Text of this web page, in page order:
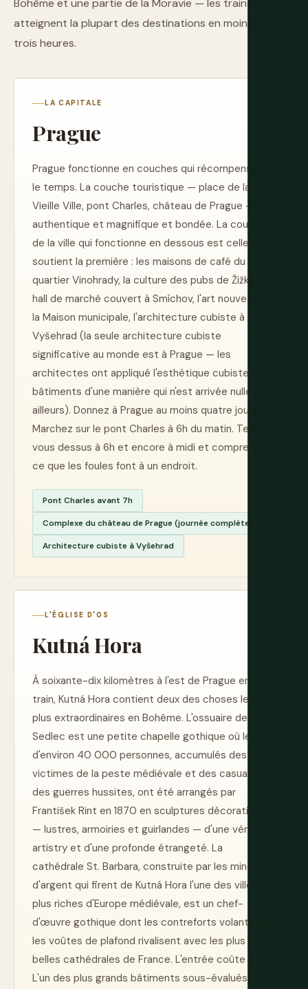
Bohême et une partie de la Moravie — les trains
atteignent la plupart des destinations en moins de
trois heures.
LA CAPITALE
Prague
Prague fonctionne en couches qui récompensent
le temps. La couche touristique — place de la
Vieille Ville, pont Charles, château de Prague — est
authentique et magnifique et bondée. La couche
de la ville qui fonctionne en dessous est celle qui
soutient la première : les maisons de café du
quartier Vinohrady, la culture des pubs de Žižkov, le
hall de marché couvert à Smíchov, l'art nouveau de
la Maison municipale, l'architecture cubiste à
Vyšehrad (la seule architecture cubiste
significative au monde est à Prague — les
architectes ont appliqué l'esthétique cubiste aux
bâtiments d'une manière qui n'est arrivée nulle part
ailleurs). Donnez à Prague au moins quatre jours.
Marchez sur le pont Charles à 6h du matin. Tenez-
vous dessus à 6h et encore à midi et comprenez
ce que les foules font à un endroit.
Pont Charles avant 7h
Complexe du château de Prague (journée complète)
Architecture cubiste à Vyšehrad
L'ÉGLISE D'OS
Kutná Hora
À soixante-dix kilomètres à l'est de Prague en
train, Kutná Hora contient deux des choses les
plus extraordinaires en Bohême. L'ossuaire de
Sedlec est une petite chapelle gothique où les os
d'environ 40 000 personnes, accumulés des
victimes de la peste médiévale et des casualties
des guerres hussites, ont été arrangés par
František Rint en 1870 en sculptures décoratives
— lustres, armoiries et guirlandes — d'une véritable
artistry et d'une profonde étrangeté. La
cathédrale St. Barbara, construite par les mineurs
d'argent qui firent de Kutná Hora l'une des villes les
plus riches d'Europe médiévale, est un chef-
d'œuvre gothique dont les contreforts volants et
les voûtes de plafond rivalisent avec les plus
belles cathédrales de France. L'entrée coûte 4 €.
L'un des plus grands bâtiments sous-évalués